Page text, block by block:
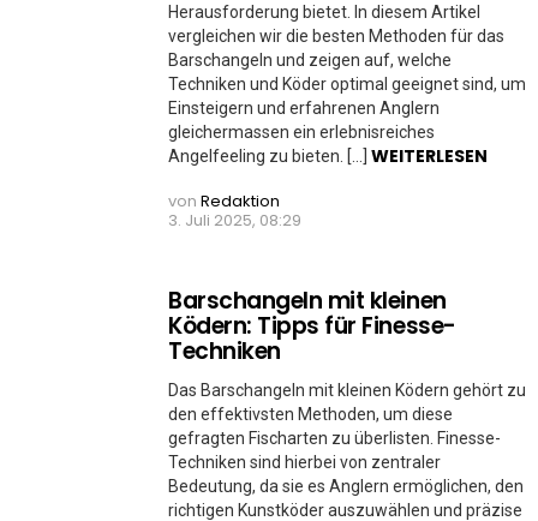
Herausforderung bietet. In diesem Artikel
vergleichen wir die besten Methoden für das
Barschangeln und zeigen auf, welche
Techniken und Köder optimal geeignet sind, um
Einsteigern und erfahrenen Anglern
gleichermassen ein erlebnisreiches
Angelfeeling zu bieten. […] WEITERLESEN
von Redaktion
3. Juli 2025, 08:29
Barschangeln mit kleinen
Ködern: Tipps für Finesse-
Techniken
Das Barschangeln mit kleinen Ködern gehört zu
den effektivsten Methoden, um diese
gefragten Fischarten zu überlisten. Finesse-
Techniken sind hierbei von zentraler
Bedeutung, da sie es Anglern ermöglichen, den
richtigen Kunstköder auszuwählen und präzise